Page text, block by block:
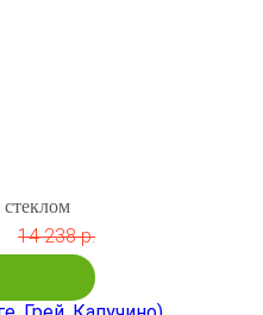
14 238 р.